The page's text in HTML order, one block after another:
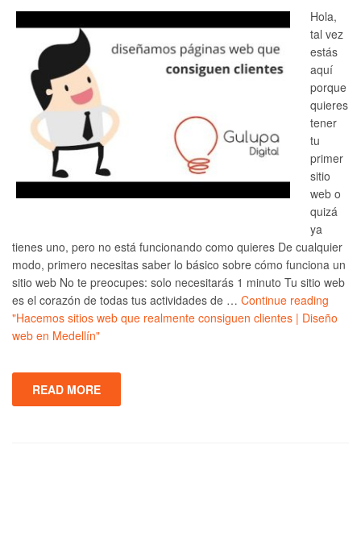
Hola,
tal vez
estás
aquí
porque
quieres
tener
tu
primer
sitio
web o
quizá
ya
tienes uno, pero no está funcionando como quieres De cualquier
modo, primero necesitas saber lo básico sobre cómo funciona un
sitio web No te preocupes: solo necesitarás 1 minuto Tu sitio web
es el corazón de todas tus actividades de … Continue reading
"Hacemos sitios web que realmente consiguen clientes | Diseño
web en Medellín"
READ MORE